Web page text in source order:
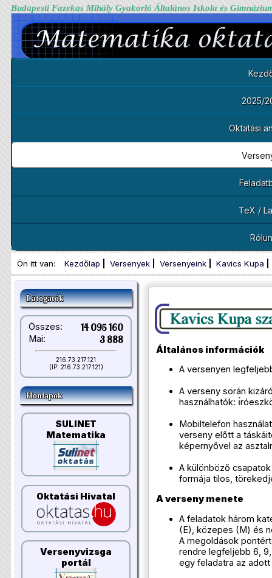
Budapesti Fazekas Mihály Gyakorló Általános Iskola és
2025/
Oktatási
TeX /
Ön itt van: Kezdőlap Versenyek Versenyeink Kavics Kupa
Látogatók
Összes: 14 095 160
Mai: 3 888
216.73.217.121
(IP: 216.73.217.121)
Honlapok
SULINET
Matematika
Oktatási Hivatal
Versenyvizsga
portál
Általános információk
A versenyen
A verseny során
használhatók:
Mobiltelefon
verseny előtt a
képernyővel az
A különböző
formája tilos,
A verseny menete
A feladatok három
(E), közepes (M) és
A megoldások
rendre legfeljebb 6,
egy feladatra az